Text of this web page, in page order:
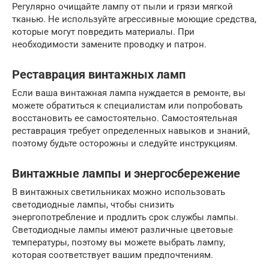
Регулярно очищайте лампу от пыли и грязи мягкой
тканью. Не используйте агрессивные моющие средства,
которые могут повредить материалы. При
необходимости замените проводку и патрон.
Реставрация винтажных ламп
Если ваша винтажная лампа нуждается в ремонте, вы
можете обратиться к специалистам или попробовать
восстановить ее самостоятельно. Самостоятельная
реставрация требует определенных навыков и знаний,
поэтому будьте осторожны и следуйте инструкциям.
Винтажные лампы и энергосбережение
В винтажных светильниках можно использовать
светодиодные лампы, чтобы снизить
энергопотребление и продлить срок службы лампы.
Светодиодные лампы имеют различные цветовые
температуры, поэтому вы можете выбрать лампу,
которая соответствует вашим предпочтениям.